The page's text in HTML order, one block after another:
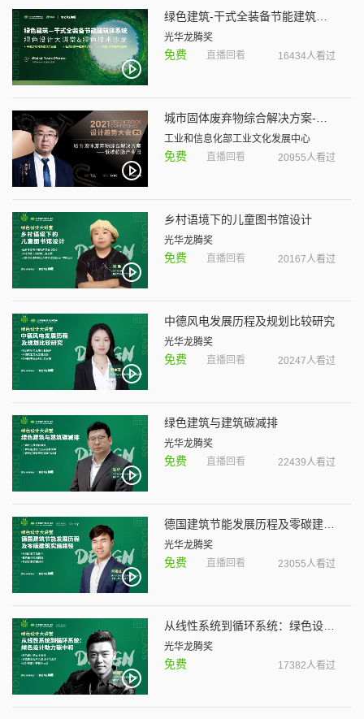
光华龙腾奖
免费 直播回看 16434人看过
工业和信息化部工业文化发展中心
免费 直播回看 20955人看过
乡村语境下的儿童图书馆设计
光华龙腾奖
免费 直播回看 20167人看过
中德风电发展历程及规划比较研究
光华龙腾奖
免费 直播回看 20247人看过
绿色建筑与建筑碳减排
光华龙腾奖
免费 直播回看 22439人看过
光华龙腾奖
免费 直播回看 23055人看过
光华龙腾奖
免费 17382人看过